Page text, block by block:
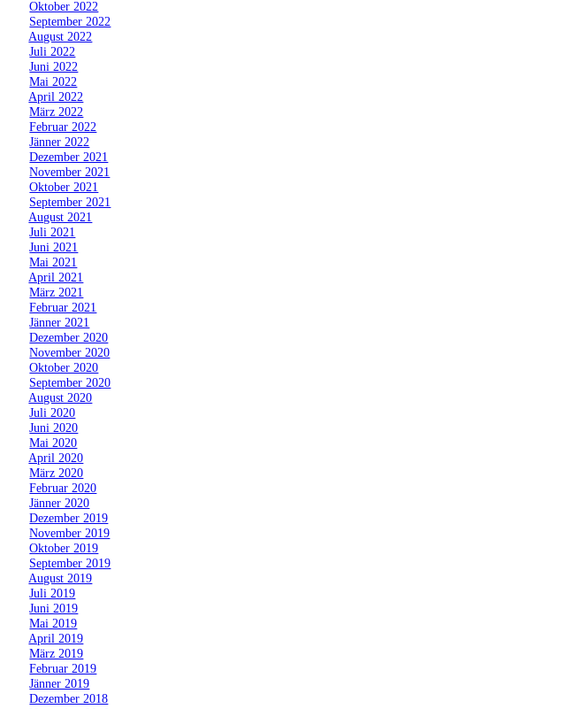
»Oktober 2022
September 2022
August 2022
»Juli 2022
»Juni 2022
»Mai 2022
April 2022
»März 2022
»Februar 2022
»Jänner 2022
»Dezember 2021
»November 2021
»Oktober 2021
September 2021
August 2021
»Juli 2021
»Juni 2021
»Mai 2021
April 2021
»März 2021
»Februar 2021
»Jänner 2021
»Dezember 2020
»November 2020
»Oktober 2020
September 2020
August 2020
»Juli 2020
»Juni 2020
»Mai 2020
April 2020
»März 2020
»Februar 2020
»Jänner 2020
»Dezember 2019
»November 2019
»Oktober 2019
September 2019
August 2019
»Juli 2019
»Juni 2019
»Mai 2019
April 2019
»März 2019
»Februar 2019
»Jänner 2019
»Dezember 2018